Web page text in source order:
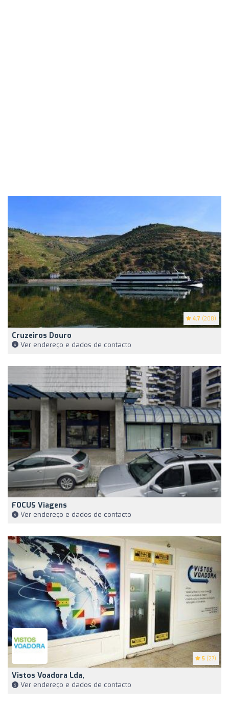
4.7 (208)
Cruzeiros Douro
Ver endereço e dados de contacto
FOCUS Viagens
Ver endereço e dados de contacto
5 (27)
Vistos Voadora Lda,
Ver endereço e dados de contacto